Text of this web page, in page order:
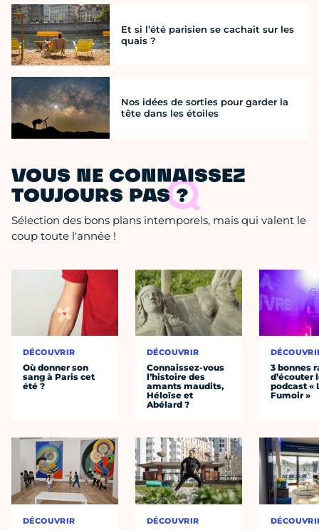
Et si l’été parisien se cachait sur les
quais ?
Nos idées de sorties pour garder la
tête dans les étoiles
VOUS NE CONNAISSEZ
TOUJOURS PAS ?
Sélection des bons plans intemporels, mais qui valent le
coup toute l'année !
DÉCOUVRIR
Où donner son
sang à Paris cet
été ?
DÉCOUVRIR
DÉCOUVRIR
Connaissez-vous
l’histoire des
amants maudits,
Héloïse et
Abélard ?
DÉCOUVRIR
3 bonnes
d’écouter
podcast «
Fumoir »